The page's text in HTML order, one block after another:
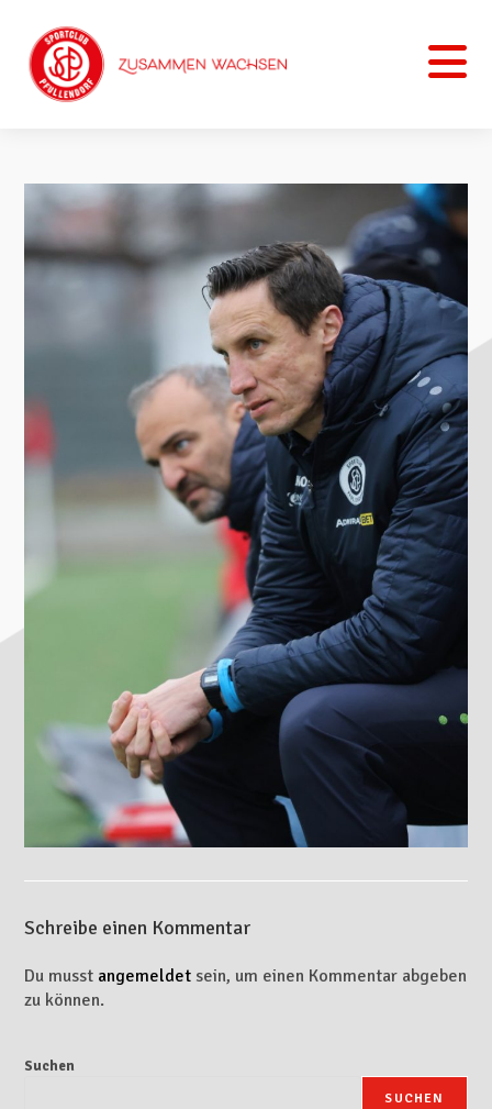
Schreibe einen Kommentar
Du musst angemeldet sein, um einen Kommentar abgeben
zu können.
Suchen
SUCHEN